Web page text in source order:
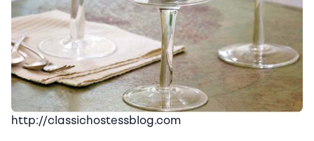
http://classichostessblog.com